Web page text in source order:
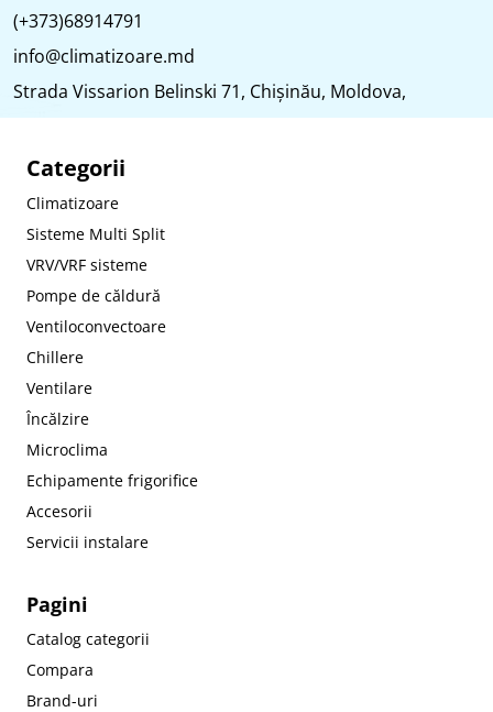
(+373)68914791
info@climatizoare.md
Strada Vissarion Belinski 71, Chişinău, Moldova,
Categorii
Climatizoare
Sisteme Multi Split
VRV/VRF sisteme
Pompe de căldură
Ventiloconvectoare
Chillere
Ventilare
Încălzire
Microclima
Echipamente frigorifice
Accesorii
Servicii instalare
Pagini
Catalog categorii
Compara
Brand-uri